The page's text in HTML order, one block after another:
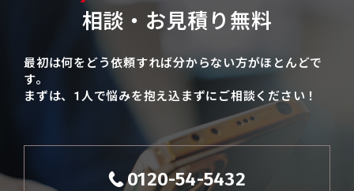
相談・お見積り無料
最初は何をどう依頼すれば分からない方がほとんどで
す。
まずは、1人で悩みを抱え込まずにご相談ください！
0120-54-5432